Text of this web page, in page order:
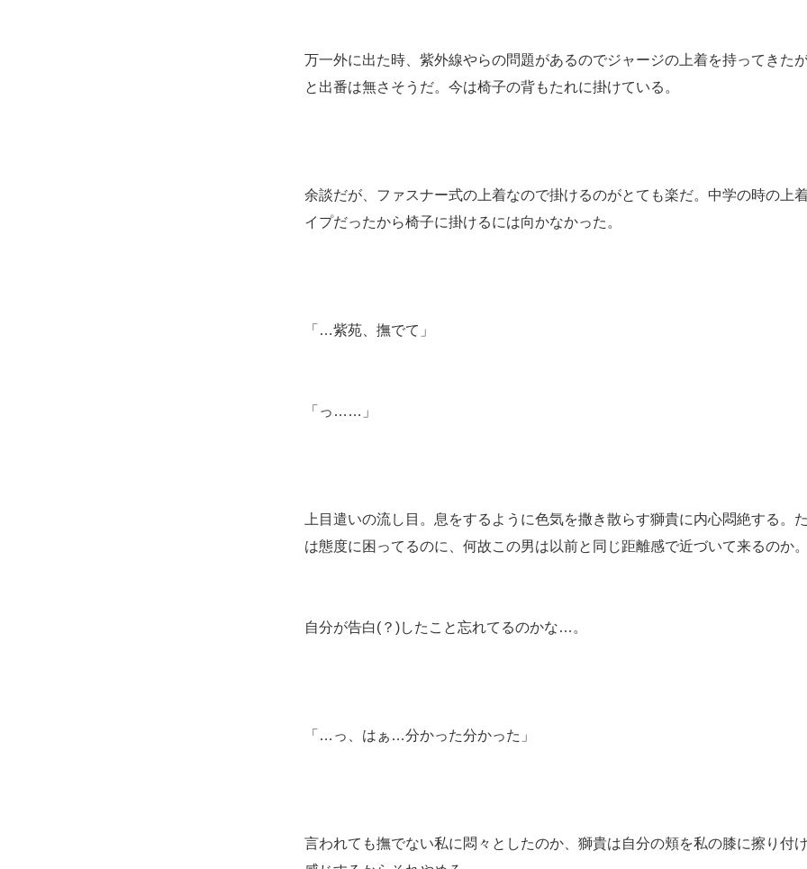
万一外に出た時、紫外線やらの問題があるのでジャージの上着を持ってきた
と出番は無さそうだ。今は椅子の背もたれに掛けている。
余談だが、ファスナー式の上着なので掛けるのがとても楽だ。中学の時の上
イプだったから椅子に掛けるには向かなかった。
「…紫苑、撫でて」
「っ……」
上目遣いの流し目。息をするように色気を撒き散らす獅貴に内心悶絶する。
は態度に困ってるのに、何故この男は以前と同じ距離感で近づいて来るのか。
自分が告白(？)したこと忘れてるのかな…。
「…っ、はぁ…分かった分かった」
言われても撫でない私に悶々としたのか、獅貴は自分の頬を私の膝に擦り付